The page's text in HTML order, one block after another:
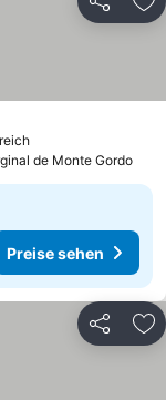
Teilen
de Monte Gordo
Preise sehen
Teilen